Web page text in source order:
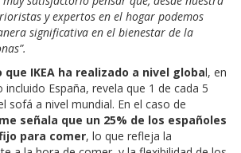
y expertos en el hogar podemos
significativa en el bienestar de la
que IKEA ha realizado a nivel global, en
incluido España, revela que 1 de cada 5
sofá a nivel mundial. En el caso de
señala que un 25% de los españoles
para comer, lo que refleja la